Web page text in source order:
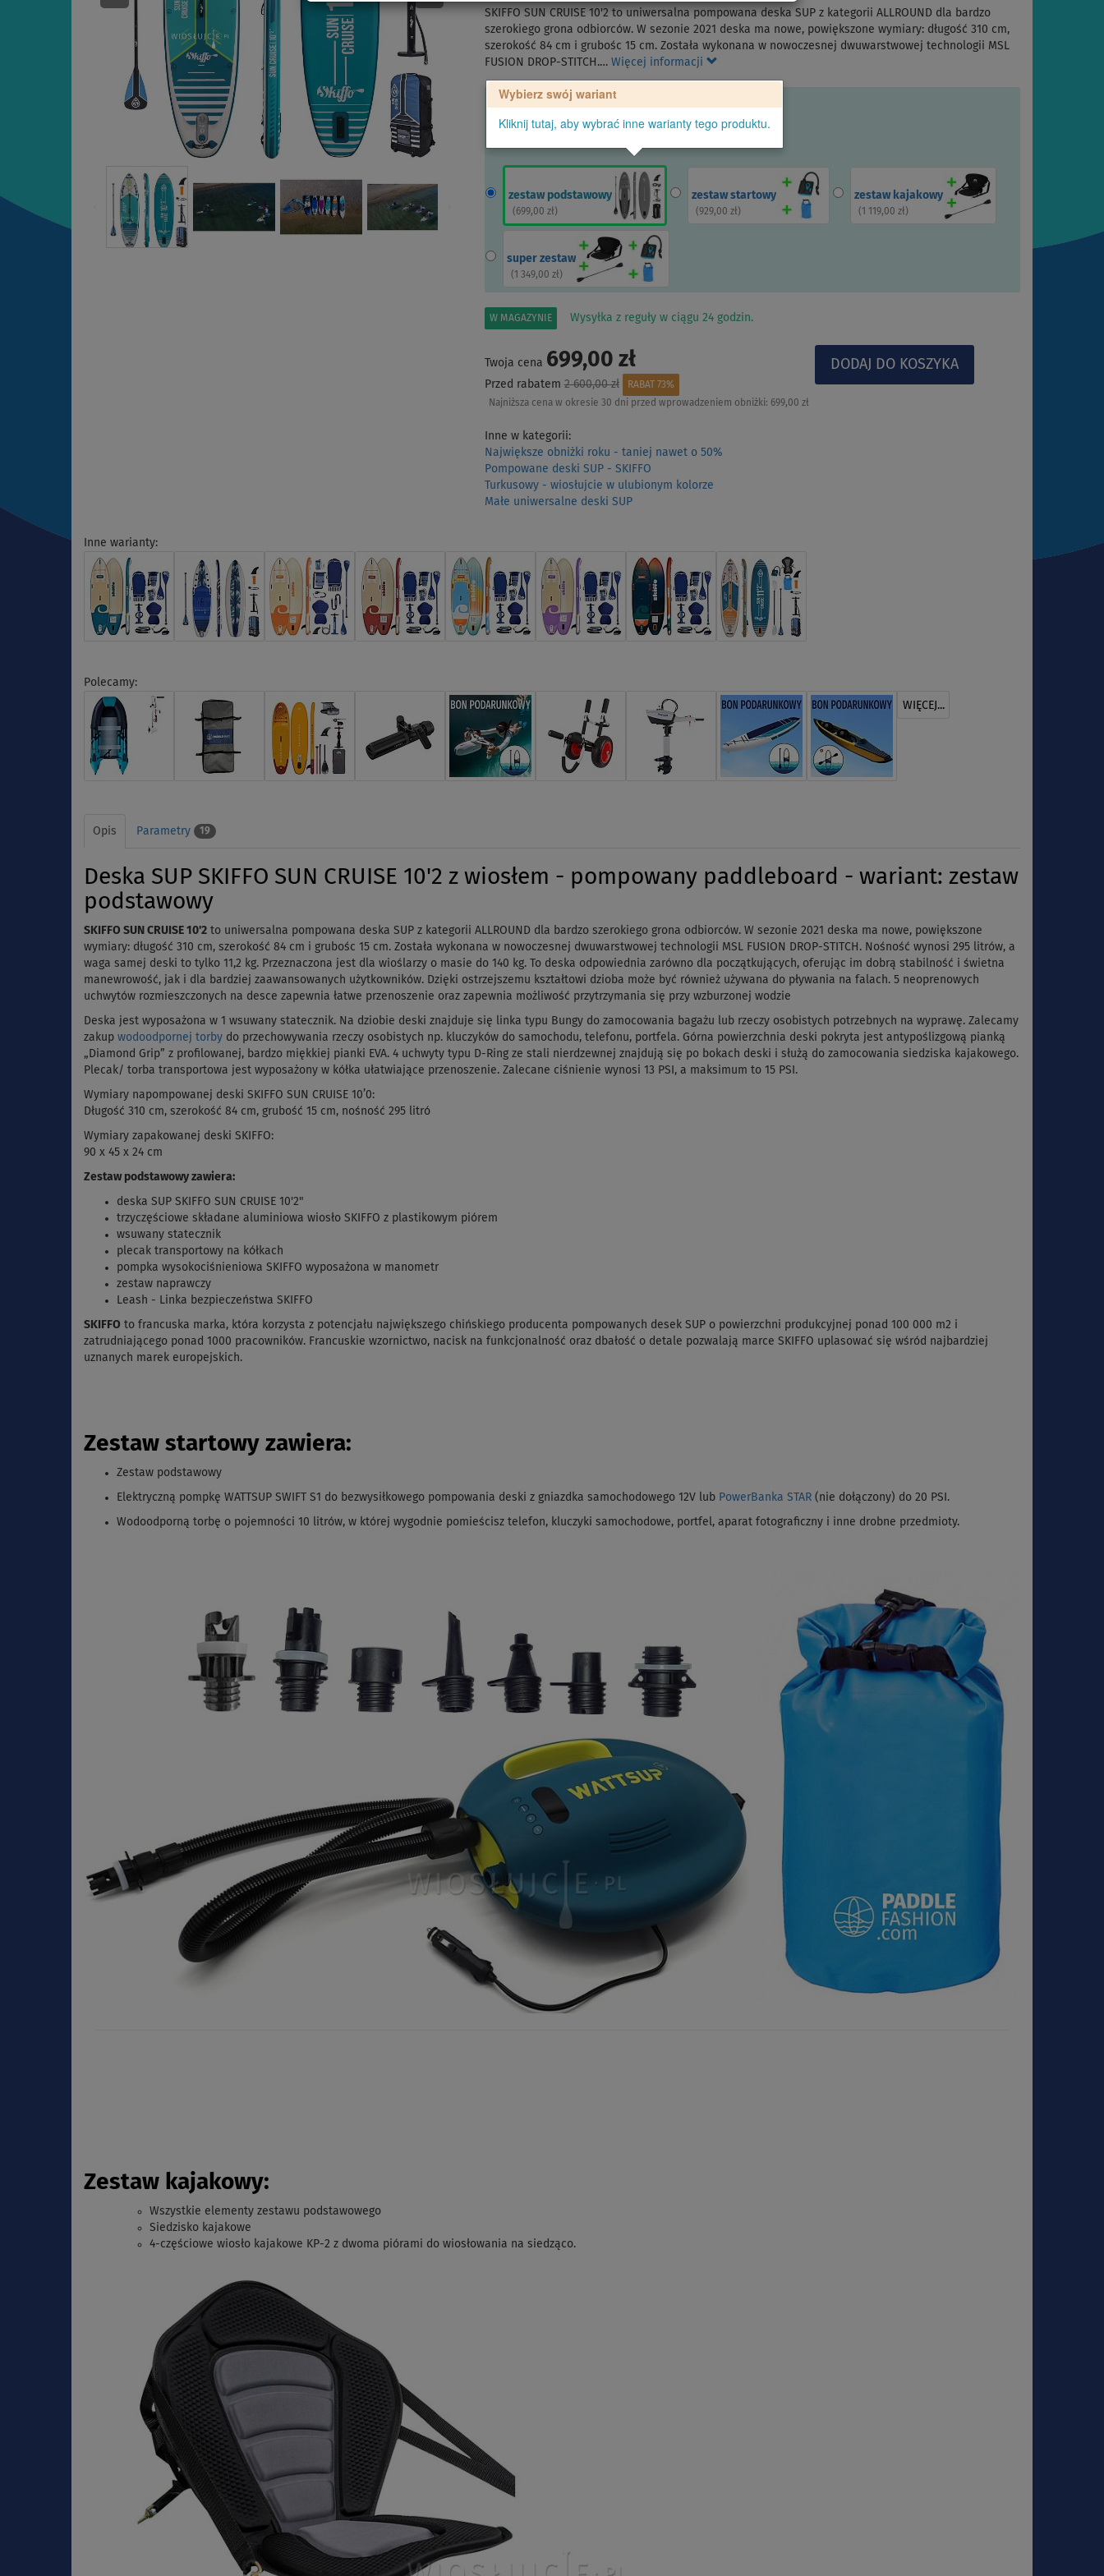
SKIFFO SUN CRUISE 10'2 to uniwersalna pompowana deska SUP z kategorii ALLROUND dla bardzo
szerokiego grona odbiorców. W sezonie 2021 deska ma nowe, powiększone wymiary: długość 310 cm,
szerokość 84 cm i grubośc 15 cm. Została wykonana w nowoczesnej dwuwarstwowej technologii MSL
FUSION DROP-STITCH.… Więcej informacji
Wybierz swój wariant
Kliknij tutaj, aby wybrać inne warianty tego produktu.
zestaw podstawowy
(699,00 zł)
zestaw startowy
(929,00 zł)
zestaw kajakowy
( 1 119,00 zł)
super zestaw
( 1 349,00 zł)
W MAGAZYNIE Wysyłka z reguły w ciągu 24 godzin.
Twoja cena 699,00 zł
Przed rabatem2 600,00 zł
RABAT 73%
Najniższa cena w okresie 30 dni przed wprowadzeniem obniżki: 699,00 zł
Inne w kategorii:
Największe obniżki roku - taniej nawet o 50%
Pompowane deski SUP - SKIFFO
Turkusowy - wiosłujcie w ulubionym kolorze
Małe uniwersalne deski SUP
Inne warianty:
Polecamy:
WIĘCEJ...
Opis Parametry 19
Deska SUP SKIFFO SUN CRUISE 10'2 z wiosłem - pompowany paddleboard - wariant: zestaw
podstawowy
SKIFFO SUN CRUISE 10'2 to uniwersalna pompowana deska SUP z kategorii ALLROUND dla bardzo szerokiego grona odbiorców. W sezonie 2021 deska ma nowe, powiększone
wymiary: długość 310 cm, szerokość 84 cm i grubośc 15 cm. Została wykonana w nowoczesnej dwuwarstwowej technologii MSL FUSION DROP-STITCH. Nośność wynosi 295 litrów, a
waga samej deski to tylko 11,2 kg. Przeznaczona jest dla wioślarzy o masie do 140 kg. To deska odpowiednia zarówno dla początkujących, oferując im dobrą stabilność i świetna
manewrowość, jak i dla bardziej zaawansowanych użytkowników. Dzięki ostrzejszemu kształtowi dzioba może być również używana do pływania na falach. 5 neoprenowych
uchwytów rozmieszczonych na desce zapewnia łatwe przenoszenie oraz zapewnia możliwość przytrzymania się przy wzburzonej wodzie
Deska jest wyposażona w 1 wsuwany statecznik. Na dziobie deski znajduje się linka typu Bungy do zamocowania bagażu lub rzeczy osobistych potrzebnych na wyprawę. Zalecamy
zakup wodoodpornej torby do przechowywania rzeczy osobistych np. kluczyków do samochodu, telefonu, portfela. Górna powierzchnia deski pokryta jest antypoślizgową pianką
„Diamond Grip” z profilowanej, bardzo miękkiej pianki EVA. 4 uchwyty typu D-Ring ze stali nierdzewnej znajdują się po bokach deski i służą do zamocowania siedziska kajakowego.
Plecak/ torba transportowa jest wyposażony w kółka ułatwiające przenoszenie. Zalecane ciśnienie wynosi 13 PSI, a maksimum to 15 PSI.
Wymiary napompowanej deski SKIFFO SUN CRUISE 10’0:
Długość 310 cm, szerokość 84 cm, grubość 15 cm, nośność 295 litró
Wymiary zapakowanej deski SKIFFO:
90 x 45 x 24 cm
Zestaw podstawowy zawiera:
deska SUP SKIFFO SUN CRUISE 10'2"
trzyczęściowe składane aluminiowa wiosło SKIFFO z plastikowym piórem
wsuwany statecznik
plecak transportowy na kółkach
pompka wysokociśnieniowa SKIFFO wyposażona w manometr
zestaw naprawczy
Leash - Linka bezpieczeństwa SKIFFO
SKIFFO to francuska marka, która korzysta z potencjału największego chińskiego producenta pompowanych desek SUP o powierzchni produkcyjnej ponad 100 000 m2 i
zatrudniającego ponad 1000 pracowników. Francuskie wzornictwo, nacisk na funkcjonalność oraz dbałość o detale pozwalają marce SKIFFO uplasować się wśród najbardziej
uznanych marek europejskich.
Zestaw startowy zawiera:
Zestaw podstawowy
Elektryczną pompkę WATTSUP SWIFT S1 do bezwysiłkowego pompowania deski z gniazdka samochodowego 12V lub PowerBanka STAR (nie dołączony) do 20 PSI.
Wodoodporną torbę o pojemności 10 litrów, w której wygodnie pomieścisz telefon, kluczyki samochodowe, portfel, aparat fotograficzny i inne drobne przedmioty.
Zestaw kajakowy:
Wszystkie elementy zestawu podstawowego
Siedzisko kajakowe
4-częściowe wiosło kajakowe KP-2 z dwoma piórami do wiosłowania na siedząco.